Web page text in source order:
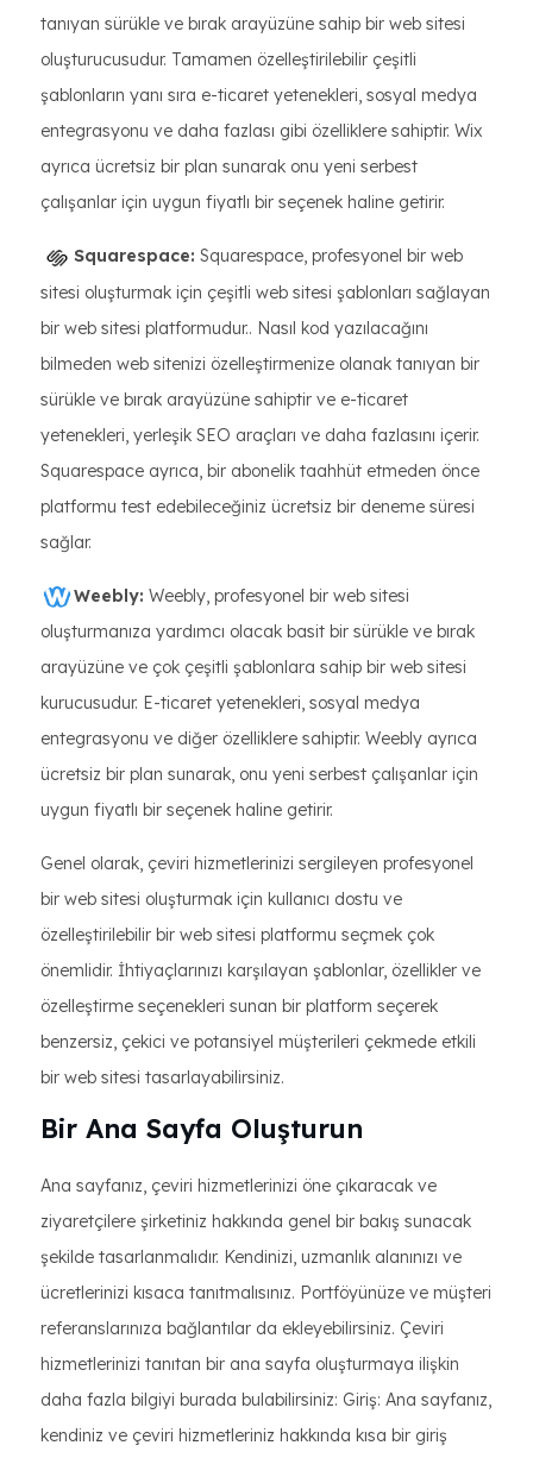
tanıyan sürükle ve bırak arayüzüne sahip bir web sitesi
oluşturucusudur. Tamamen özelleştirilebilir çeşitli
şablonların yanı sıra e-ticaret yetenekleri, sosyal medya
entegrasyonu ve daha fazlası gibi özelliklere sahiptir. Wix
ayrıca ücretsiz bir plan sunarak onu yeni serbest
çalışanlar için uygun fiyatlı bir seçenek haline getirir.
Squarespace: Squarespace, profesyonel bir web
sitesi oluşturmak için çeşitli web sitesi şablonları sağlayan
bir web sitesi platformudur.. Nasıl kod yazılacağını
bilmeden web sitenizi özelleştirmenize olanak tanıyan bir
sürükle ve bırak arayüzüne sahiptir ve e-ticaret
yetenekleri, yerleşik SEO araçları ve daha fazlasını içerir.
Squarespace ayrıca, bir abonelik taahhüt etmeden önce
platformu test edebileceğiniz ücretsiz bir deneme süresi
sağlar.
Weebly: Weebly, profesyonel bir web sitesi
oluşturmanıza yardımcı olacak basit bir sürükle ve bırak
arayüzüne ve çok çeşitli şablonlara sahip bir web sitesi
kurucusudur. E-ticaret yetenekleri, sosyal medya
entegrasyonu ve diğer özelliklere sahiptir. Weebly ayrıca
ücretsiz bir plan sunarak, onu yeni serbest çalışanlar için
uygun fiyatlı bir seçenek haline getirir.
Genel olarak, çeviri hizmetlerinizi sergileyen profesyonel
bir web sitesi oluşturmak için kullanıcı dostu ve
özelleştirilebilir bir web sitesi platformu seçmek çok
önemlidir. İhtiyaçlarınızı karşılayan şablonlar, özellikler ve
özelleştirme seçenekleri sunan bir platform seçerek
benzersiz, çekici ve potansiyel müşterileri çekmede etkili
bir web sitesi tasarlayabilirsiniz.
Bir Ana Sayfa Oluşturun
Ana sayfanız, çeviri hizmetlerinizi öne çıkaracak ve
ziyaretçilere şirketiniz hakkında genel bir bakış sunacak
şekilde tasarlanmalıdır. Kendinizi, uzmanlık alanınızı ve
ücretlerinizi kısaca tanıtmalısınız. Portföyünüze ve müşteri
referanslarınıza bağlantılar da ekleyebilirsiniz. Çeviri
hizmetlerinizi tanıtan bir ana sayfa oluşturmaya ilişkin
daha fazla bilgiyi burada bulabilirsiniz: Giriş: Ana sayfanız,
kendiniz ve çeviri hizmetleriniz hakkında kısa bir giriş